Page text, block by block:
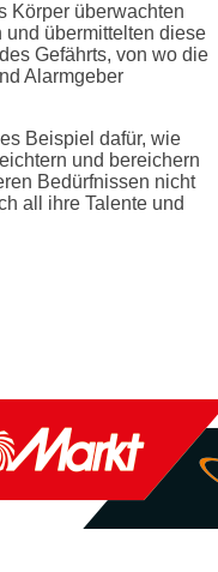
Körper überwachten
übermittelten diese
Gefährts, von wo die
Alarmgeber
Beispiel dafür, wie
und bereichern
Bedürfnissen nicht
all ihre Talente und